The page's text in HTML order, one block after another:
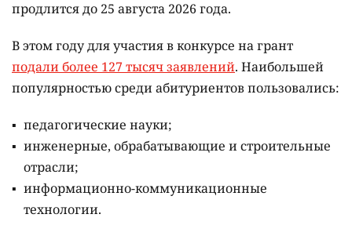
продлится до 25 августа 2026 года.
В этом году для участия в конкурсе на грант
подали более 127 тысяч заявлений. Наибольшей
популярностью среди абитуриентов пользовались:
педагогические науки;
инженерные, обрабатывающие и строительные
отрасли;
информационно-коммуникационные
технологии.